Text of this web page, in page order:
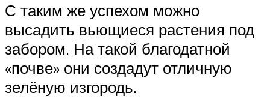
С таким же успехом можно
высадить вьющиеся растения под
забором. На такой благодатной
«почве» они создадут отличную
зелёную изгородь.